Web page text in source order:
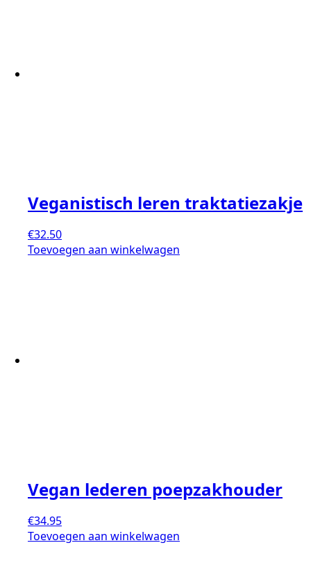
Veganistisch leren traktatiezakje
€32.50
Toevoegen aan winkelwagen
Vegan lederen poepzakhouder
€34.95
Toevoegen aan winkelwagen